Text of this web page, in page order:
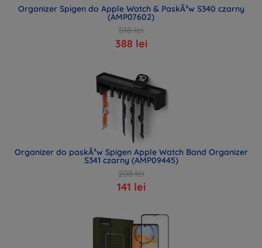
Organizer Spigen do Apple Watch & PaskÃ³w S340 czarny
(AMP07602)
518 lei
388 lei
Organizer do paskÃ³w Spigen Apple Watch Band Organizer
S341 czarny (AMP09445)
208 lei
141 lei